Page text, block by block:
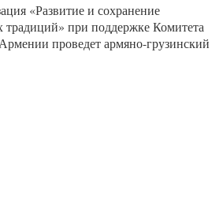
«Развитие и сохранение
традиций» при поддержке Комитета
проведет армяно-грузинский